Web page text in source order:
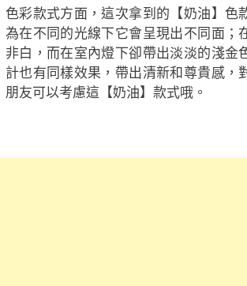
色彩款式方面，這次拿到的【奶油】色
為在不同的光線下它會呈現出不同面；
非白，而在室內燈下卻帶出淡淡的淺金
計也有同樣效果，帶出清新和尊貴感，
朋友可以考慮這【奶油】款式哦。